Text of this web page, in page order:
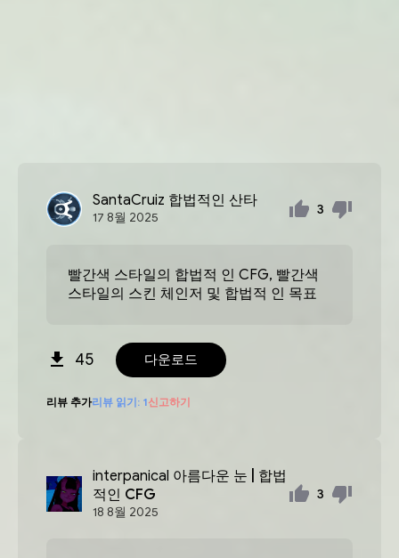
SantaCruiz 합법적인 산타
17 8월 2025
3
빨간색 스타일의 합법적 인 CFG, 빨간색
스타일의 스킨 체인저 및 합법적 인 목표
45 다운로드
리뷰 추가리뷰 읽기: 1신고하기
interpanical 아름다운 눈 | 합법
적인 CFG
18 8월 2025
3